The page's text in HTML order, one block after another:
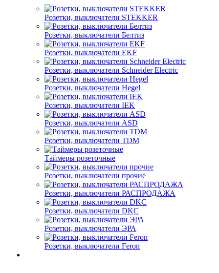
Розетки, выключатели STEKKER
Розетки, выключатели Белтиз
Розетки, выключатели EKF
Розетки, выключатели Schneider Electric
Розетки, выключатели Hegel
Розетки, выключатели IEK
Розетки, выключатели ASD
Розетки, выключатели TDM
Таймеры розеточные
Розетки, выключатели прочие
Розетки, выключатели РАСПРОДАЖА
Розетки, выключатели DKC
Розетки, выключатели ЭРА
Розетки, выключатели Feron